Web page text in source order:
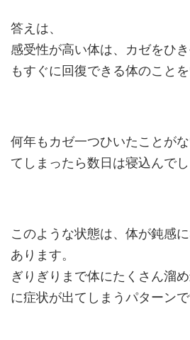
答えは、
感受性が高い体は、カゼをひ
もすぐに回復できる体のことを
何年もカゼ一つひいたことが
てしまったら数日は寝込んでし
このような状態は、体が鈍感
あります。
ぎりぎりまで体にたくさん溜
に症状が出てしまうパターンで